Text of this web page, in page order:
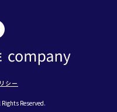
シー
Reserved.